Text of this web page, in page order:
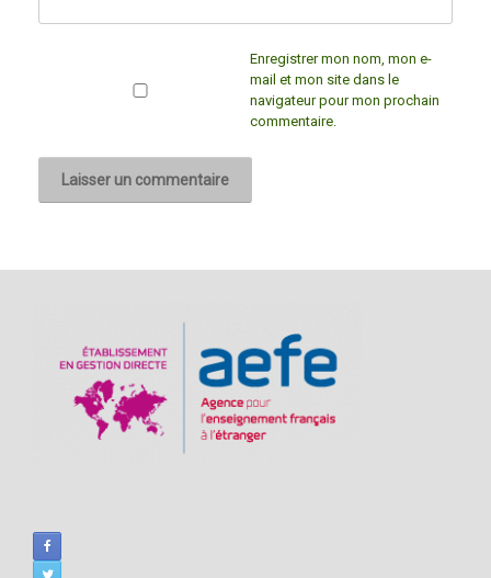
Enregistrer mon nom, mon e-
mail et mon site dans le
navigateur pour mon prochain
commentaire.